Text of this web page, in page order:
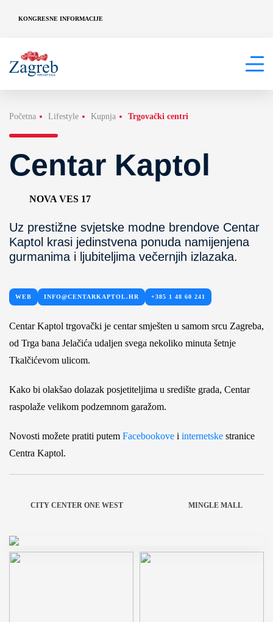
KONGRESNE INFORMACIJE
Početna Lifestyle Kupnja Trgovački centri
Centar Kaptol
NOVA VES 17
Uz prestižne svjetske modne brendove Centar
Kaptol krasi jedinstvena ponuda namijenjena
gurmanima i ljubiteljima večernjih izlazaka.
WEB INFO@CENTARKAPTOL.HR +385 1 48 60 241
Centar Kaptol trgovački je centar smješten u samom srcu Zagreba,
od Trga bana Jelačića udaljen svega nekoliko minuta šetnje
Tkalčićevom ulicom.
Kako bi olakšao dolazak posjetiteljima u središte grada, Centar
raspolaže velikom podzemnom garažom.
Novosti možete pratiti putem Facebookove i internetske stranice
Centra Kaptol.
CITY CENTER ONE WEST MINGLE MALL